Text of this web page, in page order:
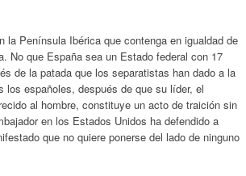
Península Ibérica que contenga en igualdad de
No que España sea un Estado federal con 17
de la patada que los separatistas han dado a la
españoles, después de que su líder, el
al hombre, constituye un acto de traición sin
en los Estados Unidos ha defendido a
que no quiere ponerse del lado de ninguno